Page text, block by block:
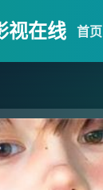
视在线 首页